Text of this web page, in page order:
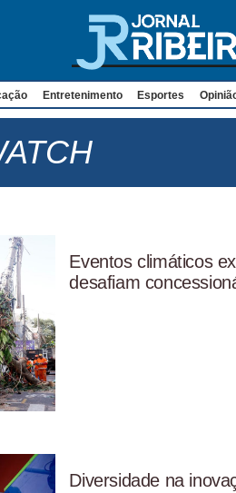
Entretenimento Esportes
Eventos climáticos
desafiam
Diversidade na